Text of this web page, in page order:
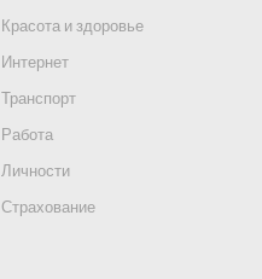
Красота и здоровье
Интернет
Транспорт
Работа
Личности
Страхование